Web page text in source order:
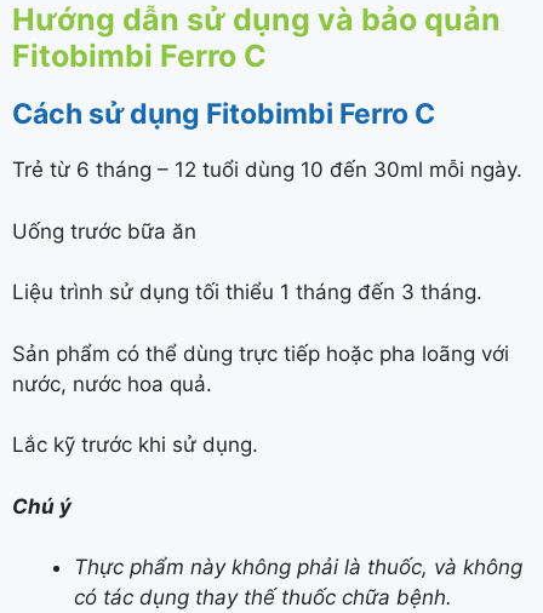
Hướng dẫn sử dụng và bảo quản
Fitobimbi Ferro C
Cách sử dụng Fitobimbi Ferro C
Trẻ từ 6 tháng – 12 tuổi dùng 10 đến 30ml mỗi ngày.
Uống trước bữa ăn
Liệu trình sử dụng tối thiểu 1 tháng đến 3 tháng.
Sản phẩm có thể dùng trực tiếp hoặc pha loãng với
nước, nước hoa quả.
Lắc kỹ trước khi sử dụng.
Chú ý
Thực phẩm này không phải là thuốc, và không
có tác dụng thay thế thuốc chữa bệnh.